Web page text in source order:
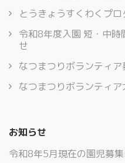
とうきょうすくわくプ
令和8年度入園 短・中
せ
なつまつりボランティア
なつまつりボランティア
お知らせ
令和8年5月現在の園児募